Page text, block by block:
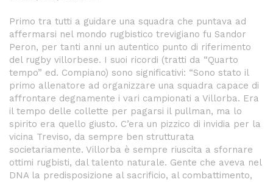
Primo tra tutti a guidare una squadra che puntava ad
affermarsi nel mondo rugbistico trevigiano fu Sandor
Peron, per tanti anni un autentico punto di riferimento
del rugby villorbese. I suoi ricordi (tratti da “Quarto
tempo” ed. Compiano) sono significativi: “Sono stato il
primo allenatore ad organizzare una squadra capace di
affrontare degnamente i vari campionati a Villorba. Era
il tempo delle collette per pagarsi il pullman, ma lo
spirito era quello giusto. C’era un pizzico di invidia per la
vicina Treviso, da sempre ben strutturata
societariamente. Villorba è sempre riuscita a sfornare
ottimi rugbisti, dal talento naturale. Gente che aveva nel
DNA la predisposizione al sacrificio, al combattimento,